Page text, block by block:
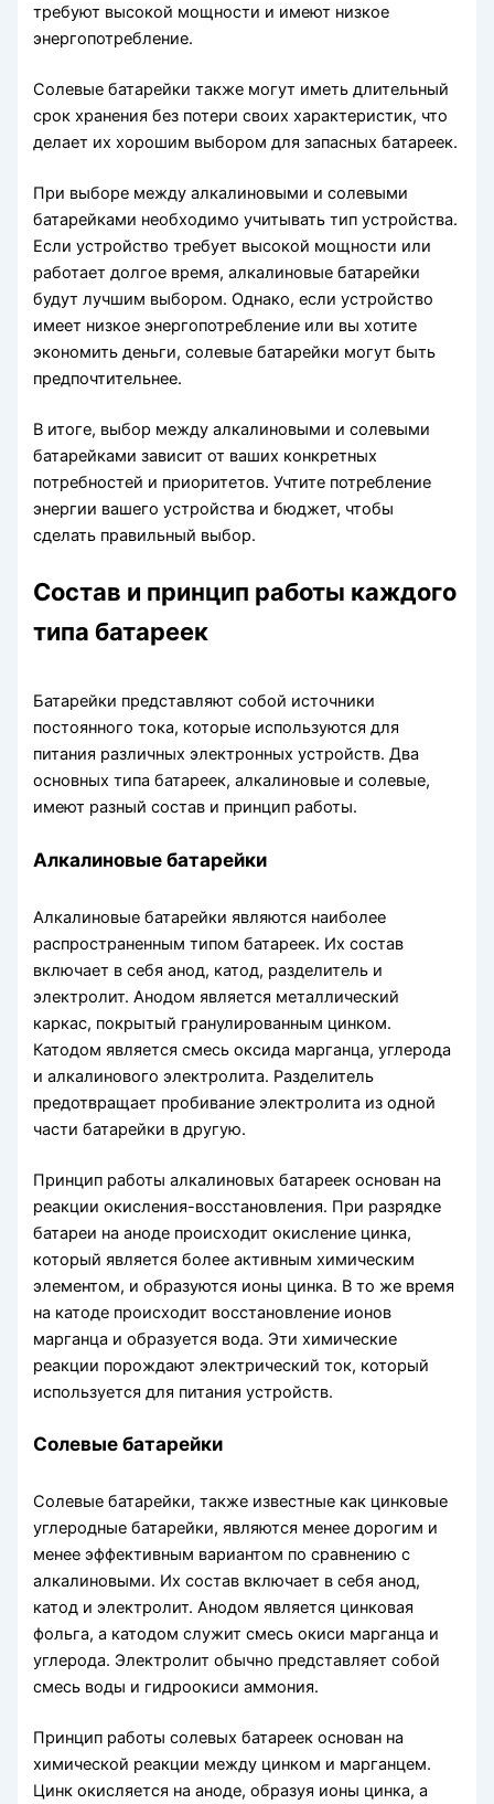
требуют высокой мощности и имеют низкое
энергопотребление.
Солевые батарейки также могут иметь длительный
срок хранения без потери своих характеристик, что
делает их хорошим выбором для запасных батареек.
При выборе между алкалиновыми и солевыми
батарейками необходимо учитывать тип устройства.
Если устройство требует высокой мощности или
работает долгое время, алкалиновые батарейки
будут лучшим выбором. Однако, если устройство
имеет низкое энергопотребление или вы хотите
экономить деньги, солевые батарейки могут быть
предпочтительнее.
В итоге, выбор между алкалиновыми и солевыми
батарейками зависит от ваших конкретных
потребностей и приоритетов. Учтите потребление
энергии вашего устройства и бюджет, чтобы
сделать правильный выбор.
Состав и принцип работы каждого
типа батареек
Батарейки представляют собой источники
постоянного тока, которые используются для
питания различных электронных устройств. Два
основных типа батареек, алкалиновые и солевые,
имеют разный состав и принцип работы.
Алкалиновые батарейки
Алкалиновые батарейки являются наиболее
распространенным типом батареек. Их состав
включает в себя анод, катод, разделитель и
электролит. Анодом является металлический
каркас, покрытый гранулированным цинком.
Катодом является смесь оксида марганца, углерода
и алкалинового электролита. Разделитель
предотвращает пробивание электролита из одной
части батарейки в другую.
Принцип работы алкалиновых батареек основан на
реакции окисления-восстановления. При разрядке
батареи на аноде происходит окисление цинка,
который является более активным химическим
элементом, и образуются ионы цинка. В то же время
на катоде происходит восстановление ионов
марганца и образуется вода. Эти химические
реакции порождают электрический ток, который
используется для питания устройств.
Солевые батарейки
Солевые батарейки, также известные как цинковые
углеродные батарейки, являются менее дорогим и
менее эффективным вариантом по сравнению с
алкалиновыми. Их состав включает в себя анод,
катод и электролит. Анодом является цинковая
фольга, а катодом служит смесь окиси марганца и
углерода. Электролит обычно представляет собой
смесь воды и гидроокиси аммония.
Принцип работы солевых батареек основан на
химической реакции между цинком и марганцем.
Цинк окисляется на аноде, образуя ионы цинка, а